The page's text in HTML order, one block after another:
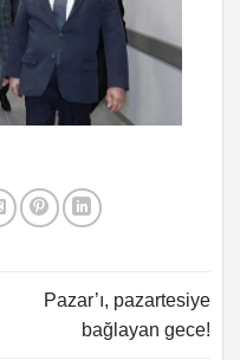
Pazar’ı, pazartesiye
bağlayan gece!